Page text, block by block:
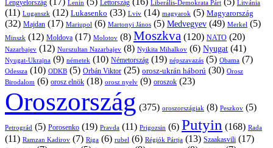
Lengyelország Lenin Lettország Liberális-Demokrata Párt Litvánia
(11) Luganszk (12) Lukasenko (33) Lviv (14) magyarok (5) Magyarország
(32) Majdan (17) Mariupol (6) Martonyi János (5) Medvegyev (49) Merkel (5)
Minszk (12) Moldova (17) Molotov (8) Moszkva (120) NATO (20)
Nazarbajev (12) Nurszultan Nazarbajev (8) Nyikita Mihalkov (6) Nyugat (41)
Nyugat-Ukrajna (9) németek (10) Németország (19) népszavazás (5) Obama (7)
Odessza (10) ODKB (5) Orbán Viktor (25) orosz-ukrán háború (30) Orosz
Birodalom (6) orosz elnök (18) orosz nyelv (9) oroszok (23)
Oroszország (375) oroszországiak (8) Peszkov (5)
Petrográd (5) Porosenko (19) Pravda (11) Prigozsin (6) Putyin (168) Rada
(11) Ramzan Kadirov (7) Riga (6) rubel (6) Régiók Pártja (13) Szaakasvili (17)